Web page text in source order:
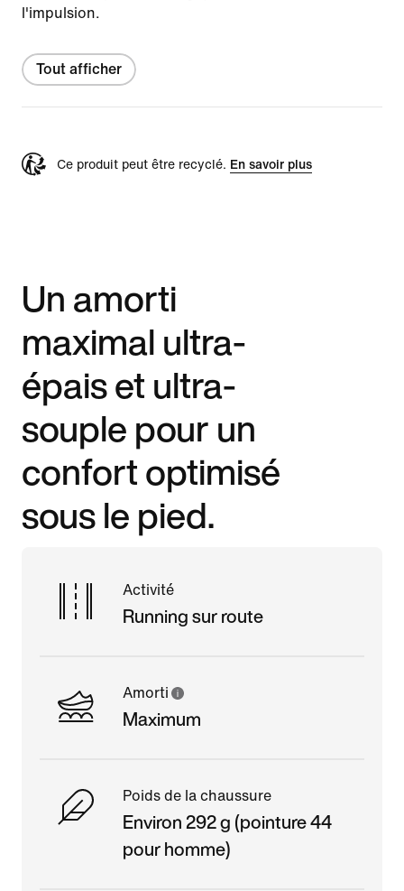
l'impulsion.
Tout afficher
Ce produit peut être recyclé. En savoir plus
Un amorti
maximal ultra-
épais et ultra-
souple pour un
confort optimisé
sous le pied.
Activité
Running sur route
Amorti
Maximum
Poids de la chaussure
Environ 292 g (pointure 44
pour homme)